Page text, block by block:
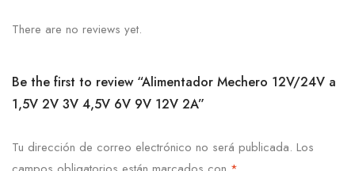
There are no reviews yet.
Be the first to review “Alimentador Mechero 12V/24V a
1,5V 2V 3V 4,5V 6V 9V 12V 2A”
Tu dirección de correo electrónico no será publicada. Los